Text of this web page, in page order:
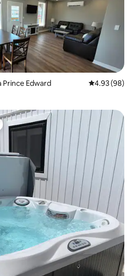
Edward Rating medju
4.93 (98)
tal-klijenti